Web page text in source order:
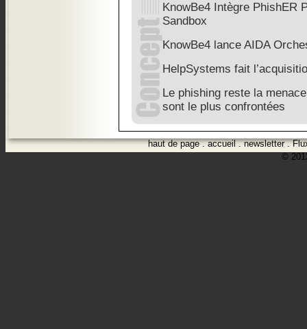
KnowBe4 Intègre PhishER
Sandbox
KnowBe4 lance AIDA
HelpSystems fait
Le phishing reste la
sont le plus confrontées
haut de page.accueil.newsletter.
©